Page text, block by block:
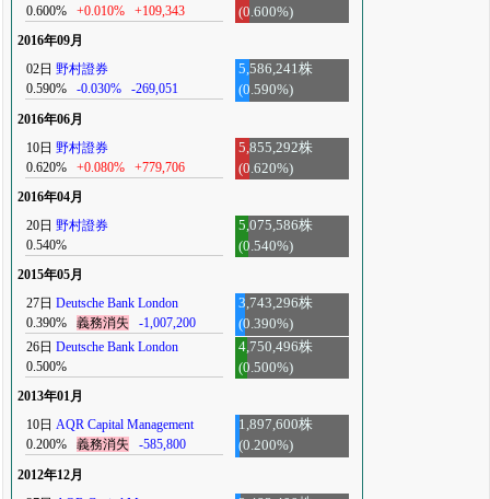
0.600%
+0.010% +109,343
(0.600%)
2016年09月
02日 野村證券
0.590%
-0.030% -269,051
5,586,241株
(0.590%)
2016年06月
10日 野村證券
0.620%
+0.080% +779,706
5,855,292株
(0.620%)
2016年04月
20日 野村證券
0.540%
5,075,586株
(0.540%)
2015年05月
27日 Deutsche Bank London
0.390%
義務消失 -1,007,200
3,743,296株
(0.390%)
26日 Deutsche Bank London
0.500%
4,750,496株
(0.500%)
2013年01月
10日 AQR Capital Management
0.200%
義務消失 -585,800
1,897,600株
(0.200%)
2012年12月